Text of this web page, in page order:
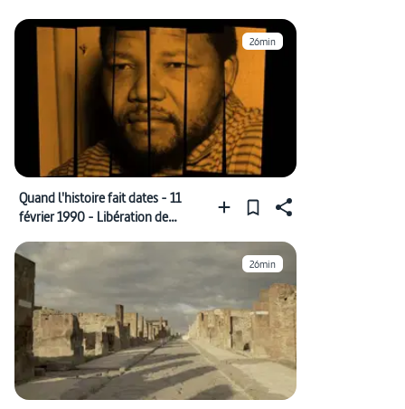
26min
Quand l'histoire fait dates - 11
février 1990 - Libération de
26min